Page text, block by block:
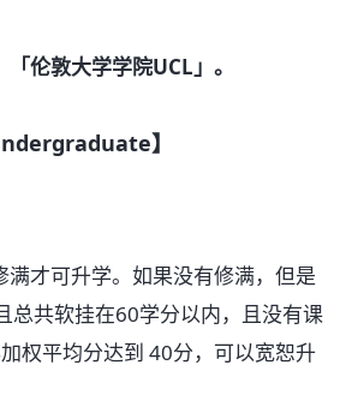
伦敦大学学院UCL」。
】
才可升学。如果没有修满，但是
总共软挂在60学分以内，且没有课
权平均分达到 40分，可以宽恕升